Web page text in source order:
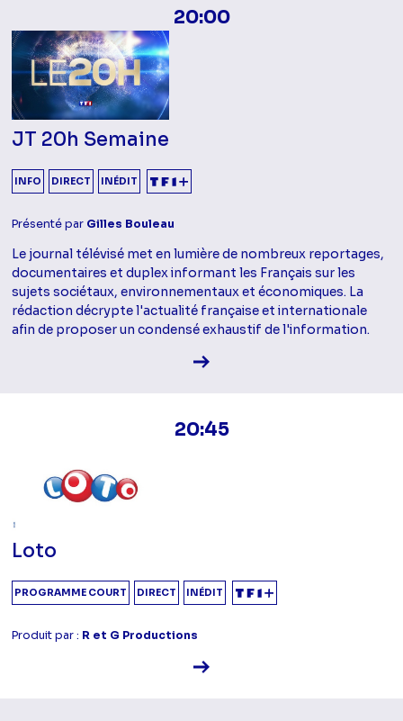
20:00
JT 20h Semaine
INFO DIRECT INÉDIT
Présenté par Gilles Bouleau
Le journal télévisé met en lumière de nombreux reportages,
documentaires et duplex informant les Français sur les
sujets sociétaux, environnementaux et économiques. La
rédaction décrypte l'actualité française et internationale
afin de proposer un condensé exhaustif de l'information.
Voir la fiche diffusion
20:45
Loto
PROGRAMME COURT DIRECT INÉDIT
Produit par : R et G Productions
Voir la fiche diffusion